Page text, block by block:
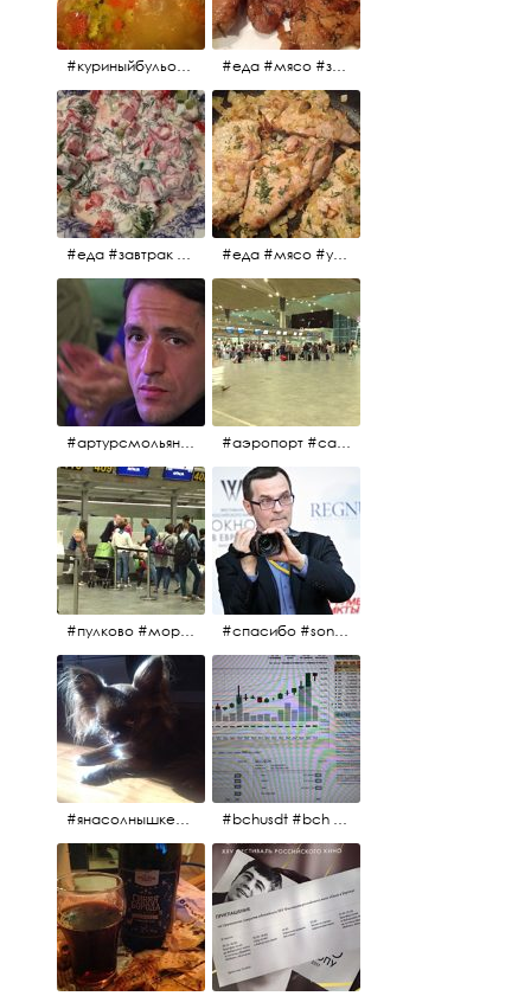
#куриныйбульон #лавровыйлист #помидоры #картофель #чеснок #лук #морковь #приправы #перецдушистый #курица #ужин #еда #сольповкусу #жёлтыйкарри #имбирь #кориандр #кокос #лимонныйсок #оливковоемасло #кумин #кайенскийперец #еда #мясо #завтрак #источниквдохновения #люблюготовить
#еда #завтрак #витамины #помидоры #укроп #огурцы #сметана #салат #еда #мясо #утро #завтрак #едакакисточниквдохновения
#артурсмольянинов @melnikovadsh #artursmolyaninov #аэропорт #санктпетербург #пулково #мореморе #моремолнцепесок #дваночи
#пулково #море #песок #лето #морепесоксолнце #дваночи #спасибо #sony #nikon #oknofestivsl @alex_kurov #aplgallery
#янасолнышкележу #янасолнышкогляжу #чихуахуа #bchusdt #bch #usdt #sell #buy #exchange #markets #bitcoincash #cryptocurrency #pump